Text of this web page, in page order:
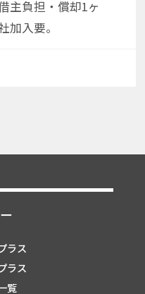
主負担・償却1ヶ
加入要。
ラス
ラス
覧